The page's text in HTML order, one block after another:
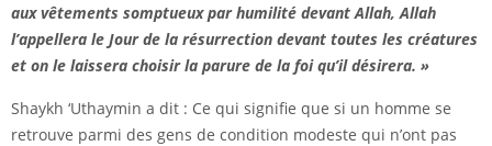
aux vêtements somptueux par humilité devant Allah, Allah
l’appellera le Jour de la résurrection devant toutes les créatures
et on le laissera choisir la parure de la foi qu’il désirera. »
Shaykh ‘Uthaymin a dit : Ce qui signifie que si un homme se
retrouve parmi des gens de condition modeste qui n’ont pas